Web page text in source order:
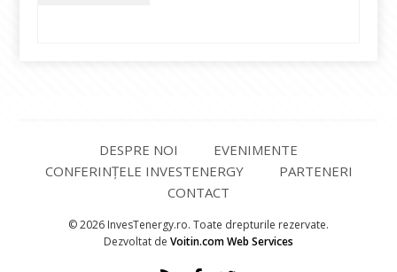
DESPRE NOI
EVENIMENTE
CONFERINȚELE INVESTENERGY
PARTENERI
CONTACT
© 2026 InvesTenergy.ro. Toate drepturile rezervate.
Dezvoltat de Voitin.com Web Services